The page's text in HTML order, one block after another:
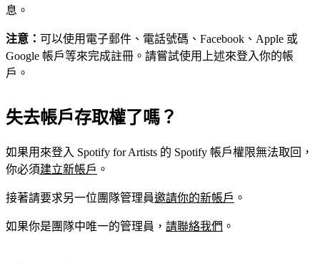
息。
注意： 可以使用電子郵件、電話號碼、Facebook、Apple 或
Google 帳戶等來完成註冊。請嘗試使用上述來登入你的帳
戶。
失去帳戶存取權了嗎？
如果用來登入 Spotify for Artists 的 Spotify 帳戶權限無法取回，
你必須建立新帳戶 。
接著請要求另一位團隊管理員邀請你的新帳戶 。
如果你是團隊中唯一的管理員， 請聯絡我們 。